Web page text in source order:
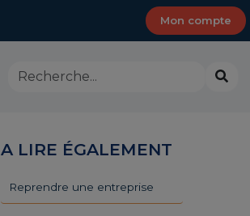
Mon compte
Rechercher
dans
CMA
Alpes-
A LIRE ÉGALEMENT
Reprendre une entreprise